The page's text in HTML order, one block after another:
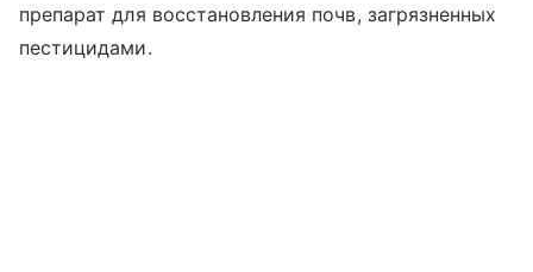
препарат для восстановления почв, загрязненных
пестицидами.